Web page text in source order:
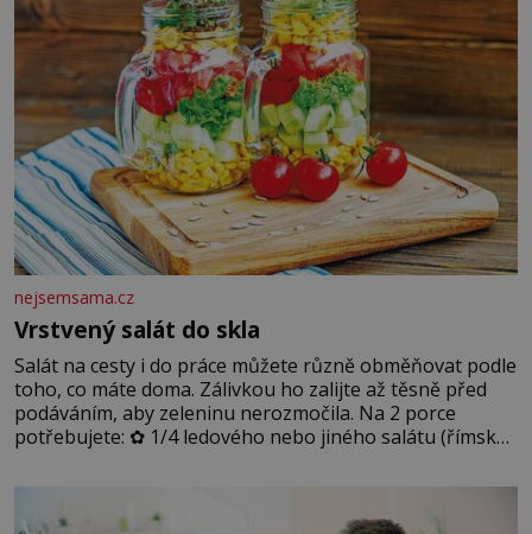
nejsemsama.cz
Vrstvený salát do skla
Salát na cesty i do práce můžete různě obměňovat podle
toho, co máte doma. Zálivkou ho zalijte až těsně před
podáváním, aby zeleninu nerozmočila. Na 2 porce
potřebujete: ✿ 1/4 ledového nebo jiného salátu (římský
okurky ✿ 2 rajčata Zálivka: ✿ 4 lžíce olivového oleje ✿ 1
lžíci citronové šťávy ✿ ½ stroužku